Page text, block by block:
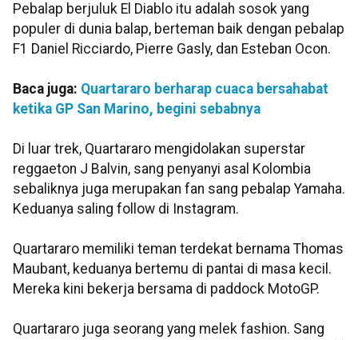
Pebalap berjuluk El Diablo itu adalah sosok yang
populer di dunia balap, berteman baik dengan pebalap
F1 Daniel Ricciardo, Pierre Gasly, dan Esteban Ocon.
Baca juga: Quartararo berharap cuaca bersahabat
ketika GP San Marino, begini sebabnya
Di luar trek, Quartararo mengidolakan superstar
reggaeton J Balvin, sang penyanyi asal Kolombia
sebaliknya juga merupakan fan sang pebalap Yamaha.
Keduanya saling follow di Instagram.
Quartararo memiliki teman terdekat bernama Thomas
Maubant, keduanya bertemu di pantai di masa kecil.
Mereka kini bekerja bersama di paddock MotoGP.
Quartararo juga seorang yang melek fashion. Sang